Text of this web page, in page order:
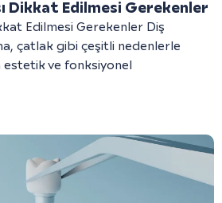
Dikkat Edilmesi Gerekenler
Edilmesi Gerekenler Diş
çatlak gibi çeşitli nedenlerle
ve fonksiyonel